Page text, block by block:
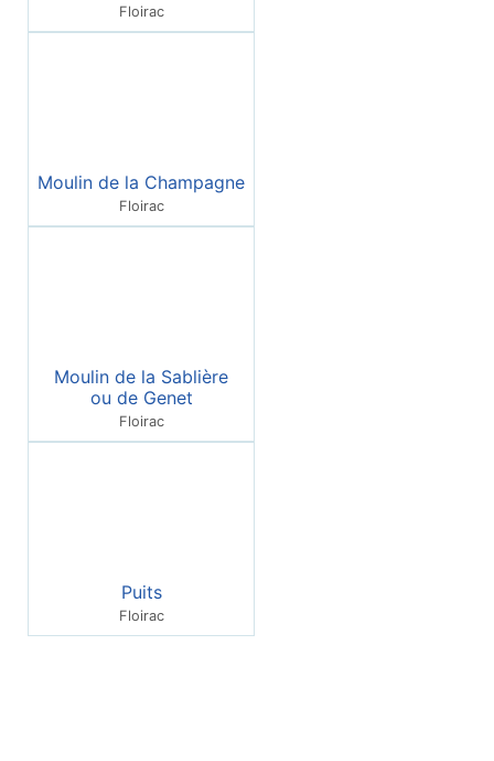
Floirac
Moulin de la Champagne
Floirac
Moulin de la Sablière
ou de Genet
Floirac
Puits
Floirac